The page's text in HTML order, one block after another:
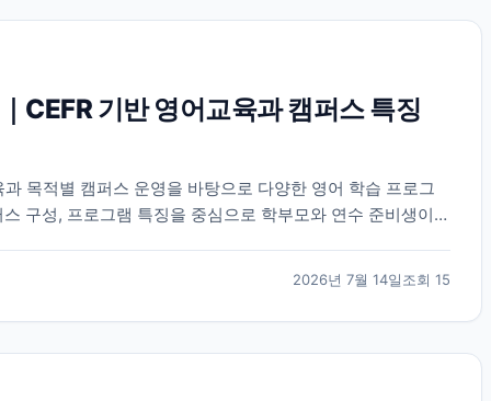
CEFR 기반 영어교육과 캠퍼스 특징
목적별 캠퍼스 운영을 바탕으로 다양한 영어 학습 프로그
구성, 프로그램 특징을 중심으로 학부모와 연수 준비생이
2026년 7월 14일조회 15